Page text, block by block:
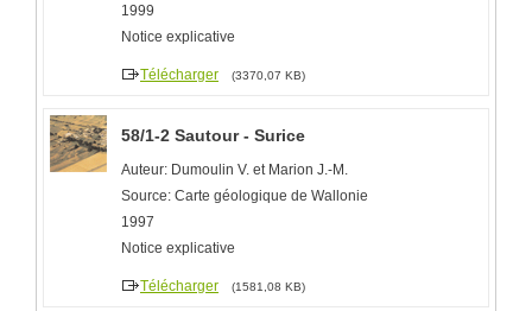
1999
Notice explicative
Télécharger (3370,07 KB)
58/1-2 Sautour - Surice
Auteur: Dumoulin V. et Marion J.-M.
Source: Carte géologique de Wallonie
1997
Notice explicative
Télécharger (1581,08 KB)